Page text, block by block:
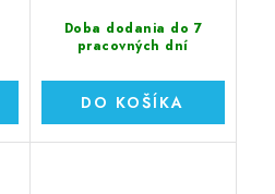
Doba dodania do 7
pracovných dní
DO KOŠÍKA